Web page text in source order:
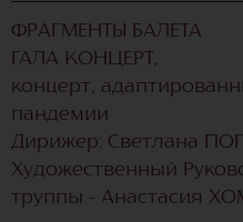
ФРАГМЕНТЫ БАЛЕТА
ГАЛА КОНЦЕРТ,
концерт,
пандемии
Дирижер: Светлана
Художественный
труппы - Анастасия